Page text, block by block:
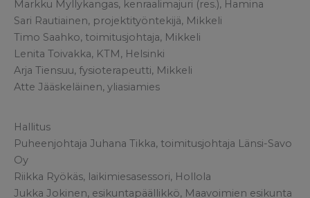
Markku Myllykangas, kenraalimajuri (res.), Hamina
Sari Rautiainen, projektityöntekijä, Mikkeli
Timo Saahko, toimitusjohtaja, Mikkeli
Lenita Toivakka, KTM, Helsinki
Arja Tiensuu, fysioterapeutti, Mikkeli
Atte Jääskeläinen, yliasiamies
Hallitus
Puheenjohtaja Juhana Tikka, toimitusjohtaja Länsi-Savo
Oy
Riikka Ryökäs, laikimiesasessori, Hollola
Jukka Jokinen, esikuntapäällikkö, Maavoimien esikunta